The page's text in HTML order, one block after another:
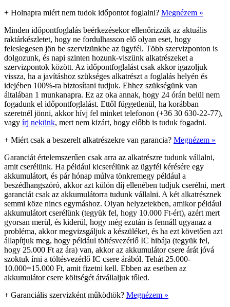
+ Holnapra miért nem tudok időpontot foglalni? Megnézem »
Minden időpontfoglalás beérkezésekor ellenőrizzük az aktuális
raktárkészletet, hogy ne fordulhasson elő olyan eset, hogy
feleslegesen jön be szervizünkbe az ügyfél. Több szervizponton is
dolgozunk, és napi szinten hozunk-viszünk alkatrészeket a
szervizpontok között. Az időpontfoglalást csak akkor igazoljuk
vissza, ha a javításhoz szükséges alkatrészt a foglalás helyén és
idejében 100%-ra biztosítani tudjuk. Ehhez szükségünk van
általában 1 munkanapra. Ez az oka annak, hogy 24 órán belül nem
fogadunk el időpontfoglalást. Ettől függetlenül, ha korábban
szeretnél jönni, akkor hívj fel minket telefonon (+36 30 630-22-77),
vagy írj nekünk, mert nem kizárt, hogy előbb is tuduk fogadni.
+ Miért csak a beszerelt alkatrészekre van garancia? Megnézem »
Garanciát értelemszerűen csak arra az alkatrészre tudunk vállalni,
amit cserélünk. Ha például kicserélünk az ügyfél kérésére egy
akkumulátort, és pár hónap múlva tönkremegy például a
beszédhangszóró, akkor azt külön díj ellenében tudjuk cserélni, mert
garanciát csak az akkumulátorra tudunk vállalni. A két alkatrésznek
semmi köze nincs egymáshoz. Olyan helyzetekben, amikor például
akkumulátort cserélünk (tegyük fel, hogy 10.000 Ft-ért), azért mert
gyorsan merül, és kiderül, hogy még ezután is fennáll ugyanaz a
probléma, akkor megvizsgáljuk a készüléket, és ha ezt követően azt
állapítjuk meg, hogy például töltésvezérlő IC hibája (tegyük fel,
hogy 25.000 Ft az ára) van, akkor az akkumulátor csere árát jóvá
szoktuk írni a töltésvezérlő IC csere árából. Tehát 25.000-
10.000=15.000 Ft, amit fizetni kell. Ebben az esetben az
akkumulátor csere költségét átvállaljuk tőled.
+ Garanciális szervizként működtök? Megnézem »